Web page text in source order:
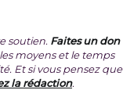
soutien. Faites un don
moyens et le temps
Et si vous pensez que
la rédaction.